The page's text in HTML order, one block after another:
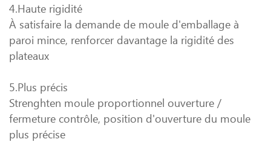
4.Haute rigidité
À satisfaire la demande de moule d'emballage à
paroi mince, renforcer davantage la rigidité des
plateaux
5.Plus précis
Strenghten moule proportionnel ouverture /
fermeture contrôle, position d'ouverture du moule
plus précise